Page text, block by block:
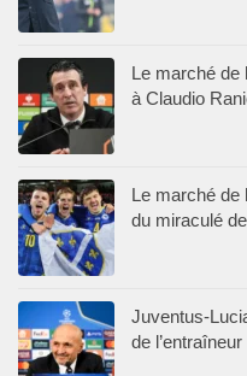
Le marché de
à Claudio
Le marché de
du miraculé
Juventus-
de l’entraîneur